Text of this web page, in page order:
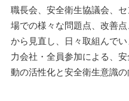
職長会、安全衛生協議会、
場での様々な問題点、改善
から見直し、日々取組んで
力会社・全員参加による、
動の活性化と安全衛生意識の